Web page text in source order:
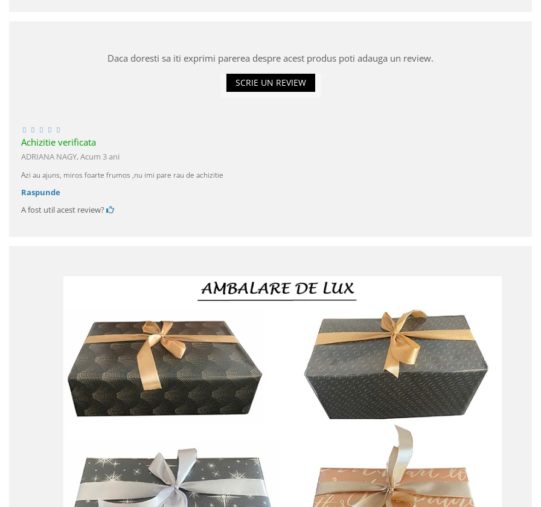
Daca doresti sa iti exprimi parerea despre acest produs poti adauga un review.
SCRIE UN REVIEW
Achizitie verificata
ADRIANA NAGY,Acum 3 ani
Azi au ajuns, miros foarte frumos ,nu imi pare rau de achizitie
Raspunde
A fost util acest review?